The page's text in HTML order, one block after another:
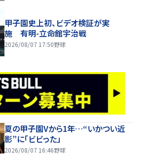
甲子園史上初、ビデオ検証が実
施 有明-立命館宇治戦
2026/08/07 17:50野球
夏の甲子園Vから1年…“いかつい近
影”に「ビビった」
2026/08/07 16:46野球